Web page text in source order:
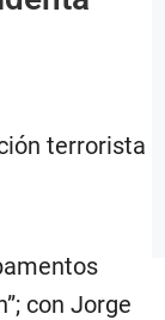
terrorista
con Jorge